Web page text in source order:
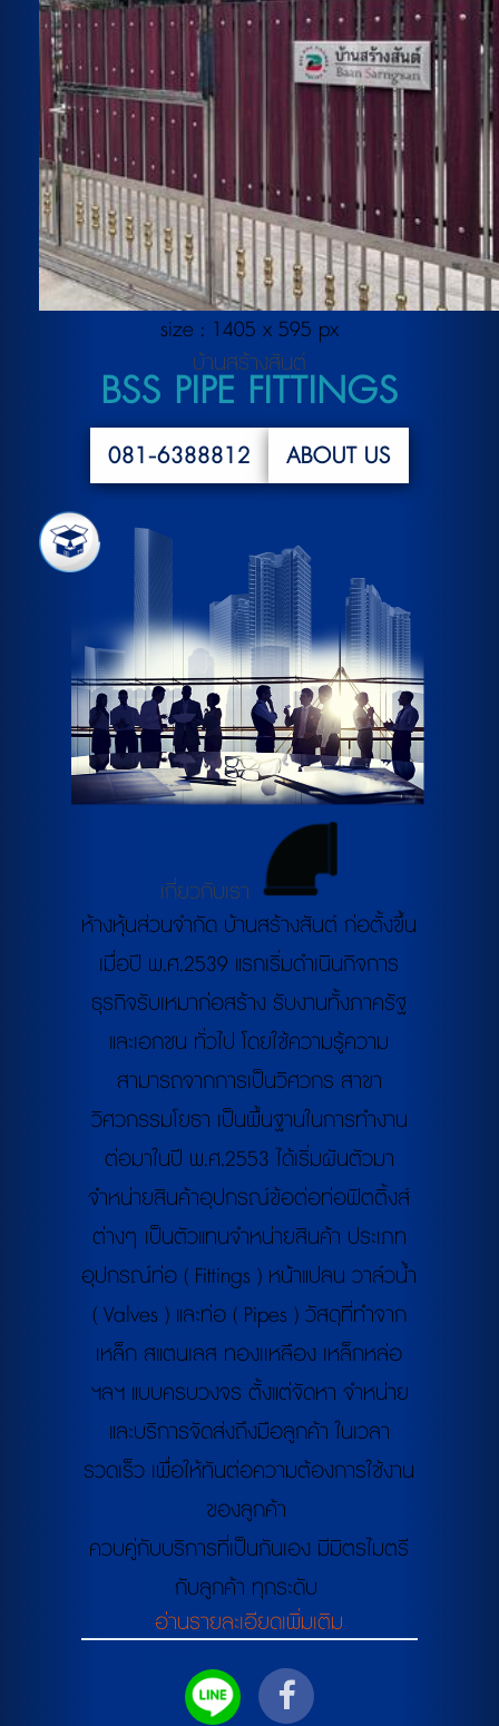
size : 1405 x 595 px
บ้านสร้างสันต์
BSS PIPE FITTINGS
081-6388812 ABOUT US
เกี่ยวกับเรา
ห้างหุ้นส่วนจำกัด บ้านสร้างสันต์ ก่อตั้งขึ้น
เมื่อปี พ.ศ.2539 แรกเริ่มดำเนินกิจการ
ธุรกิจรับเหมาก่อสร้าง รับงานทั้งภาครัฐ
และเอกชน ทั่วไป โดยใช้ความรู้ความ
สามารถจากการเป็นวิศวกร สาขา
วิศวกรรมโยธา เป็นพื้นฐานในการทำงาน
ต่อมาในปี พ.ศ.2553 ได้เริ่มผันตัวมา
จำหน่ายสินค้าอุปกรณ์ข้อต่อท่อฟิตติ้งส์
ต่างๆ เป็นตัวแทนจำหน่ายสินค้า ประเภท
อุปกรณ์ท่อ ( Fittings ) หน้าแปลน วาล์วน้ำ
( Valves ) และท่อ ( Pipes ) วัสดุที่ทำจาก
เหล็ก สแตนเลส ทองเเหลือง เหล็กหล่อ
ฯลฯ แบบครบวงจร ตั้งแต่จัดหา จำหน่าย
และบริการจัดส่งถึงมือลูกค้า ในเวลา
รวดเร็ว เพื่อให้ทันต่อความต้องการใช้งาน
ของลูกค้า
ควบคู่กับบริการที่เป็นกันเอง มีมิตรไมตรี
กับลูกค้า ทุกระดับ
อ่านรายละเอียดเพิ่มเติม